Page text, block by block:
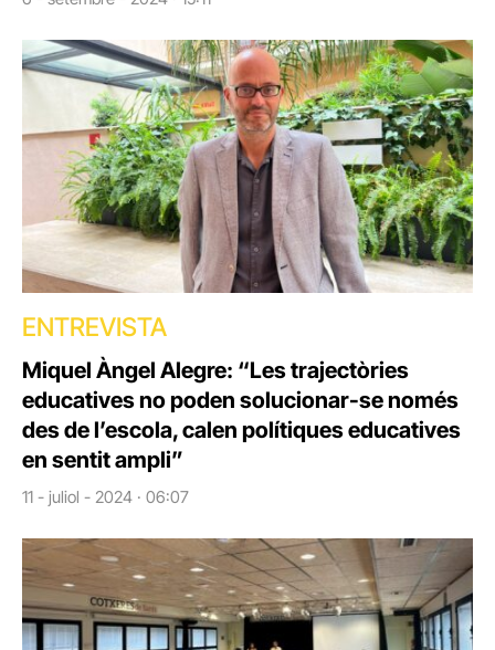
ENTREVISTA
Miquel Àngel Alegre: “Les trajectòries
educatives no poden solucionar-se només
des de l’escola, calen polítiques educatives
en sentit ampli”
11 - juliol - 2024 · 06:07